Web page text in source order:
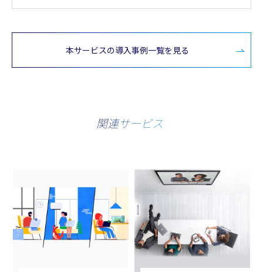
本サービスの導入事例一覧を見る
関連サービス